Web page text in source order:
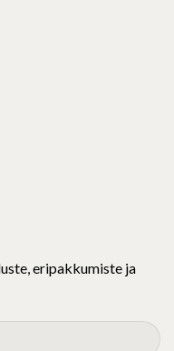
eripakkumiste ja